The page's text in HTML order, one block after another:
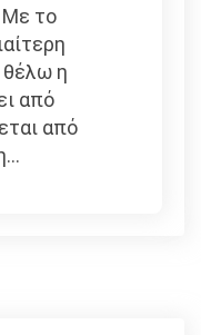
Με το
η
από
από